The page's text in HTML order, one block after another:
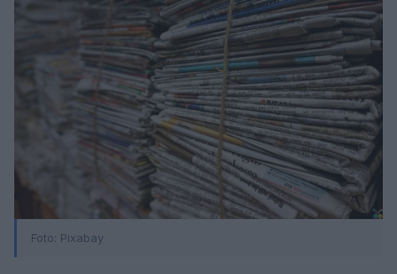
Foto: Pixabay